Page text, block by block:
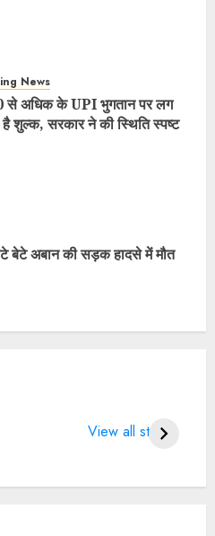
News
से अधिक के UPI भुगतान पर लग
शुल्क, सरकार ने की स्थिति स्पष्ट
बेटे अबान की सड़क हादसे में मौत
View all stories
SPORTS QUOTES